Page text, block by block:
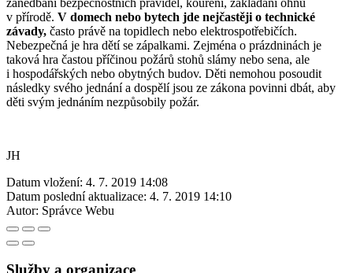
v přírodě. V domech nebo bytech jde nejčastěji o technické
závady, často právě na topidlech nebo elektrospotřebičích.
Nebezpečná je hra dětí se zápalkami. Zejména o prázdninách je
taková hra častou příčinou požárů stohů slámy nebo sena, ale
i hospodářských nebo obytných budov. Děti nemohou posoudit
následky svého jednání a dospělí jsou ze zákona povinni dbát, aby
děti svým jednáním nezpůsobily požár.
JH
Datum vložení: 4. 7. 2019 14:08
Datum poslední aktualizace: 4. 7. 2019 14:10
Autor: Správce Webu
Služby a organizace